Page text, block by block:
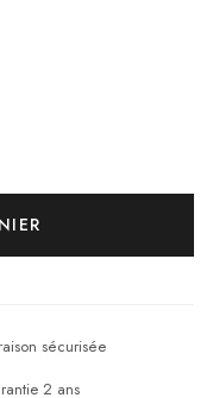
sécurisée
2 ans